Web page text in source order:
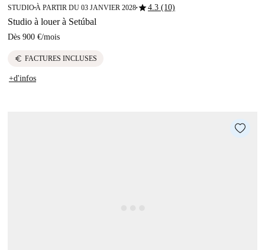
STUDIO■À PARTIR DU 03 JANVIER 2028■star4.3 (10)
Studio à louer à Setúbal
Dès 900 €/mois
euro FACTURES INCLUSES
+d'infos